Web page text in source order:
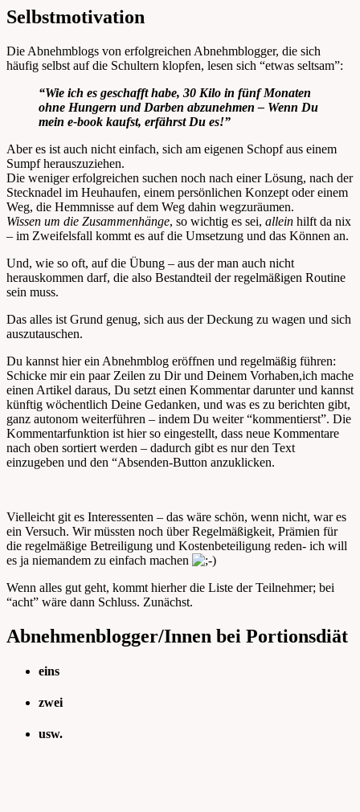
Selbstmotivation
Die Abnehmblogs von erfolgreichen Abnehmblogger, die sich
häufig selbst auf die Schultern klopfen, lesen sich “etwas seltsam”:
“Wie ich es geschafft habe, 30 Kilo in fünf Monaten
ohne Hungern und Darben abzunehmen – Wenn Du
mein e-book kaufst, erfährst Du es!”
Aber es ist auch nicht einfach, sich am eigenen Schopf aus einem
Sumpf herauszuziehen.
Die weniger erfolgreichen suchen noch nach einer Lösung, nach der
Stecknadel im Heuhaufen, einem persönlichen Konzept oder einem
Weg, die Hemmnisse auf dem Weg dahin wegzuräumen.
Wissen um die Zusammenhänge, so wichtig es sei, allein hilft da nix
– im Zweifelsfall kommt es auf die Umsetzung und das Können an.
Und, wie so oft, auf die Übung – aus der man auch nicht
herauskommen darf, die also Bestandteil der regelmäßigen Routine
sein muss.
Das alles ist Grund genug, sich aus der Deckung zu wagen und sich
auszutauschen.
Du kannst hier ein Abnehmblog eröffnen und regelmäßig führen:
Schicke mir ein paar Zeilen zu Dir und Deinem Vorhaben,ich mache
einen Artikel daraus, Du setzt einen Kommentar darunter und kannst
künftig wöchentlich Deine Gedanken, und was es zu berichten gibt,
ganz autonom weiterführen – indem Du weiter “kommentierst”. Die
Kommentarfunktion ist hier so eingestellt, dass neue Kommentare
nach oben sortiert werden – dadurch gibt es nur den Text
einzugeben und den “Absenden-Button anzuklicken.
Vielleicht git es Interessenten – das wäre schön, wenn nicht, war es
ein Versuch. Wir müssten noch über Regelmäßigkeit, Prämien für
die regelmäßige Betreiligung und Kostenbeteiligung reden- ich will
es ja niemandem zu einfach machen
Wenn alles gut geht, kommt hierher die Liste der Teilnehmer; bei
“acht” wäre dann Schluss. Zunächst.
Abnehmenblogger/Innen bei Portionsdiät
eins
zwei
usw.